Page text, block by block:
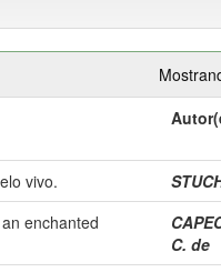
vivo.
enchanted
C. de